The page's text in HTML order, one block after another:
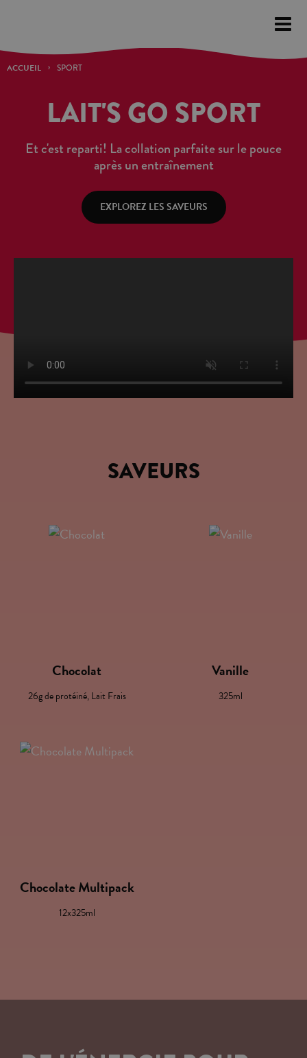
This
website
accessibility
system.
ACCUEIL SPORT
LAIT'S GO SPORT
Et c'est reparti! La collation parfaite sur le pouce
après un entraînement
EXPLOREZ LES SAVEURS
SAVEURS
Chocolat
26g de protéiné, Lait Frais
Vanille
325ml
Chocolate Multipack
12x325ml